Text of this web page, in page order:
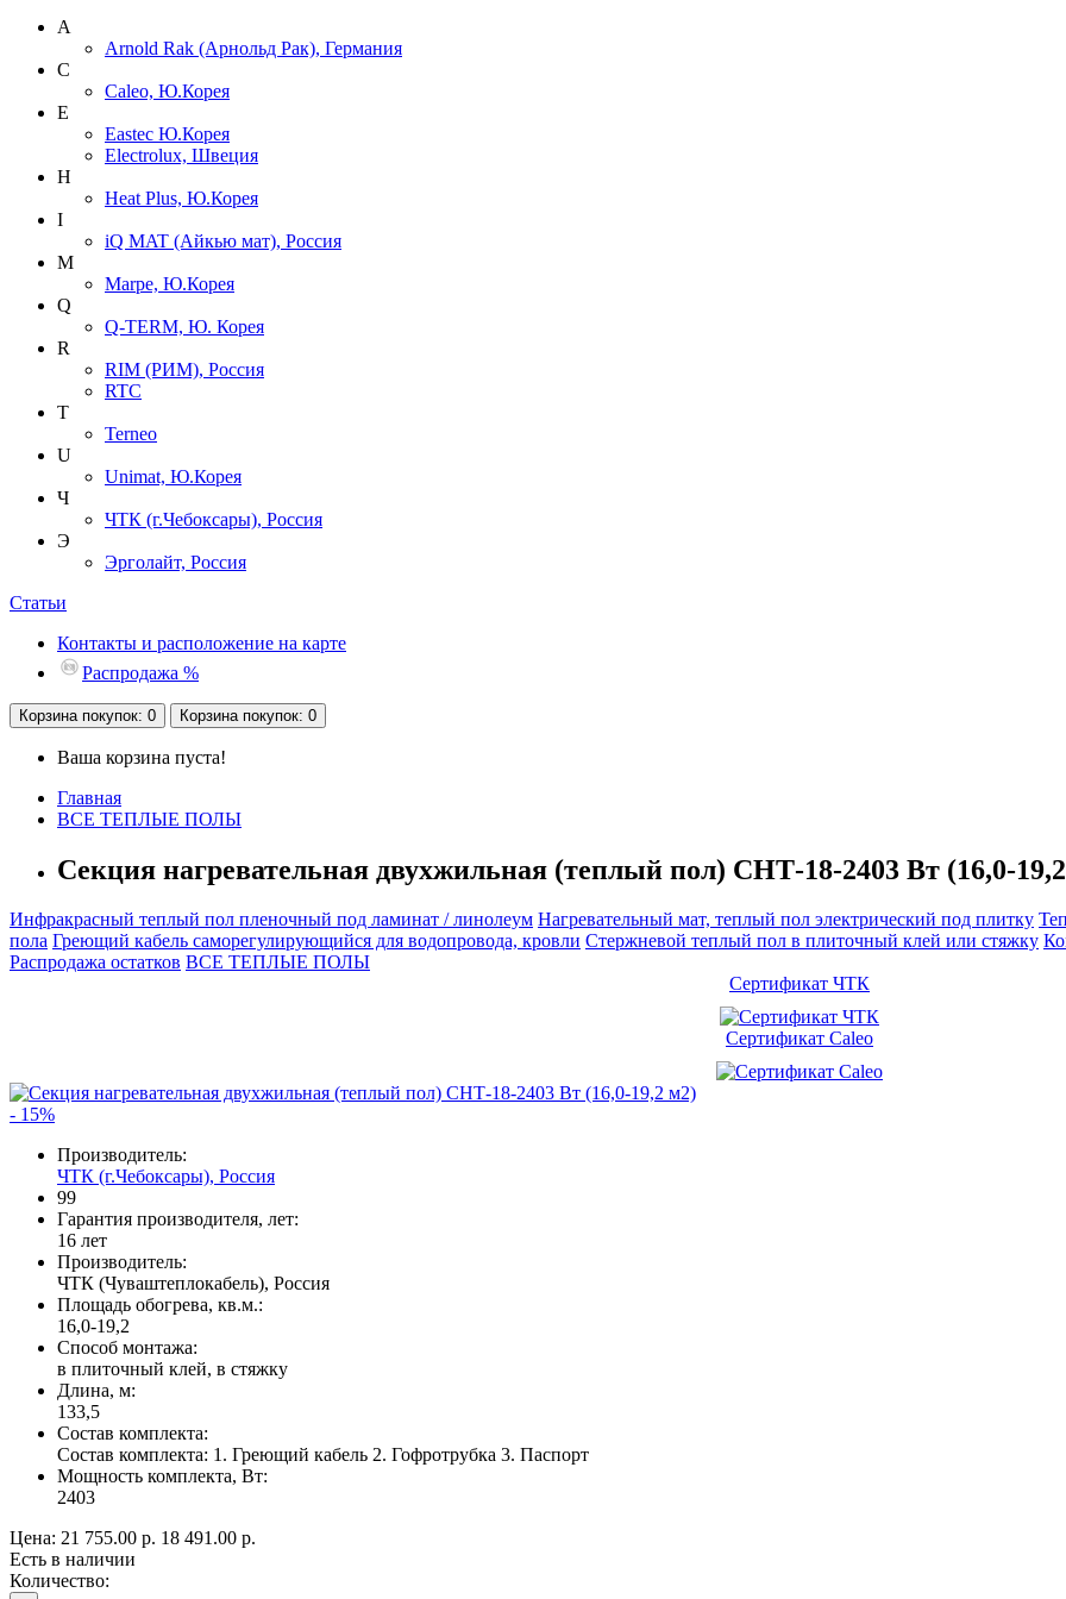
A
Arnold Rak (Арнольд Рак), Германия
C
Caleo, Ю.Корея
E
Eastec Ю.Корея
Electrolux, Швеция
H
Heat Plus, Ю.Корея
I
iQ MAT (Айкью мат), Россия
M
Marpe, Ю.Корея
Q
Q-TERM, Ю. Корея
R
RIM (РИМ), Россия
RTC
T
Terneo
U
Unimat, Ю.Корея
Ч
ЧТК (г.Чебоксары), Россия
Э
Эрголайт, Россия
Статьи
Контакты и расположение на карте
Распродажа %
Корзина покупок: 0 Корзина покупок: 0
Ваша корзина пуста!
Главная
ВСЕ ТЕПЛЫЕ ПОЛЫ
Секция нагревательная двухжильная (теплый пол) СНТ-18-2403 Вт (16,0-
Инфракрасный теплый пол пленочный под ламинат / линолеум Нагревательный мат, теплый пол электрический под плитку
пола Греющий кабель саморегулирующийся для водопровода, кровли Cтержневой теплый пол в плиточный клей или стяжку
Распродажа остатков ВСЕ ТЕПЛЫЕ ПОЛЫ
Сертификат ЧТК
Сертификат Caleo
- 15%
Производитель:
ЧТК (г.Чебоксары), Россия
99
Гарантия производителя, лет:
16 лет
Производитель:
ЧТК (Чуваштеплокабель), Россия
Площадь обогрева, кв.м.:
16,0-19,2
Способ монтажа:
в плиточный клей, в стяжку
Длина, м:
133,5
Состав комплекта:
Состав комплекта: 1. Греющий кабель 2. Гофротрубка 3. Паспорт
Мощность комплекта, Вт:
2403
Цена: 21 755.00 р. 18 491.00 р.
Есть в наличии
Количество: